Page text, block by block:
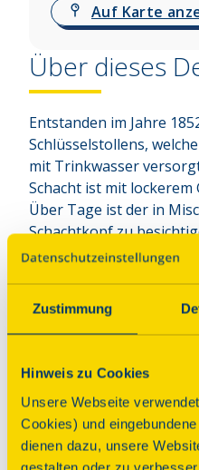
Zustimmung
Hinweis zu Cookies
Unsere Webseite
Cookies) und
dienen dazu, unsere
gestalten oder zu
Auf Karte
Über dieses
Entstanden im Jahre
Schlüsselstollens,
mit Trinkwasser
Schacht ist mit
Über Tage ist der in
Schachtkopf zu
heute als Wetterschacht
letzten seiner Art im
das Lichtloch 24 museal
Mansfeld-Museum
Programm
Führung